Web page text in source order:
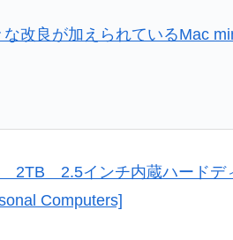
改良が加えられているMac
2TB 2.5インチ内蔵ハードデ
Computers]